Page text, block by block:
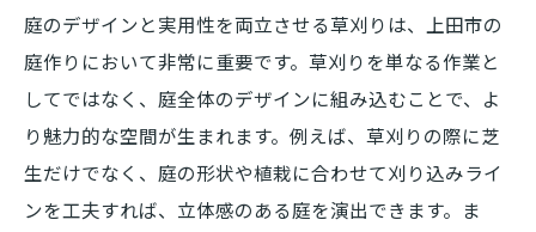
庭のデザインと実用性を両立させる草刈りは、上田市の
庭作りにおいて非常に重要です。草刈りを単なる作業と
してではなく、庭全体のデザインに組み込むことで、よ
り魅力的な空間が生まれます。例えば、草刈りの際に芝
生だけでなく、庭の形状や植栽に合わせて刈り込みライ
ンを工夫すれば、立体感のある庭を演出できます。ま